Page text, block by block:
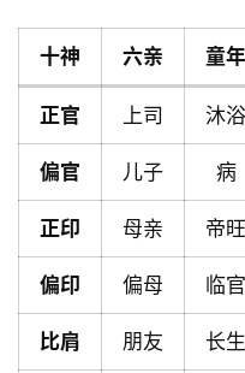
首
页
十神 六亲 童年
正官 上司 沐浴
偏官 儿子 病
正印 母亲 帝旺
偏印 偏母 临官
比肩 朋友 长生